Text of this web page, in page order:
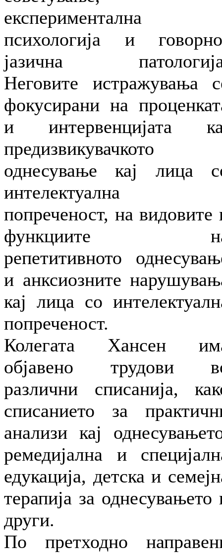
експериментална
психологија и
јазична
Неговите истражувања
фокусирани на
и интервенцијата
предизвикувачкото
однесување кај лица
интелектуална
попреченост, на видовите
функциите
репетитивното
и анксиозните
кај лица со
попреченост.
Колегата Хансен
објавено трудови
различни списанија,
списанието за
анализи кај
ремедијална и
едукација, детска и
терапија за однесувањето
други.
По претходно